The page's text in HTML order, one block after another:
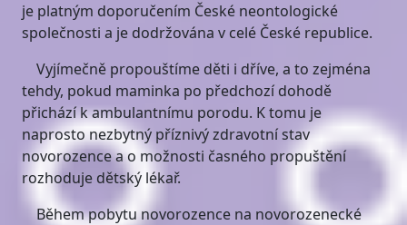
je platným doporučením České neontologické
společnosti a je dodržována v celé České republice.
Vyjímečně propouštíme děti i dříve, a to zejména
tehdy, pokud maminka po předchozí dohodě
přichází k ambulantnímu porodu. K tomu je
naprosto nezbytný příznivý zdravotní stav
novorozence a o možnosti časného propuštění
rozhoduje dětský lékař.
Během pobytu novorozence na novorozenecké